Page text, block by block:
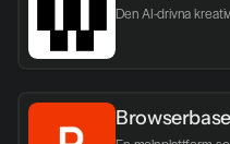
Den AI-drivna
Browserbase